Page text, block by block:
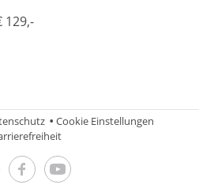
129,-
Cookie Einstellungen